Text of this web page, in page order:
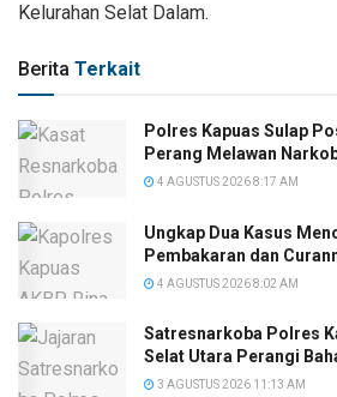
Kelurahan Selat Dalam.
Berita Terkait
Polres Kapuas Sulap
Perang Melawan
4 AGUSTUS 2026 8:17 AM
Ungkap Dua Kasus
Pembakaran dan
4 AGUSTUS 2026 8:02 AM
Satresnarkoba Polres
Selat Utara Perangi
3 AGUSTUS 2026 11:13 AM